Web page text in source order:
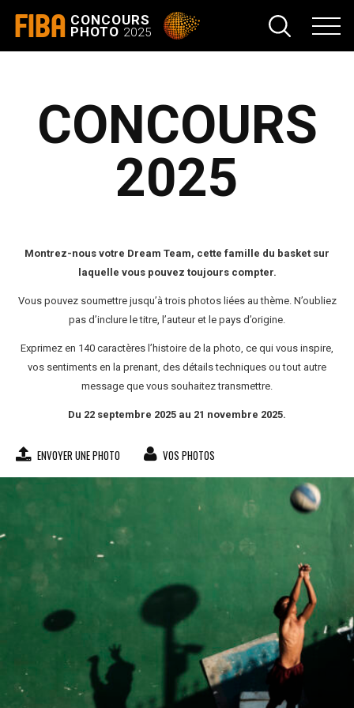
FIBA CONCOURS
PHOTO 2025
CONCOURS
2025
Montrez-nous votre Dream Team, cette famille du basket sur
laquelle vous pouvez toujours compter.
Vous pouvez soumettre jusqu’à trois photos liées au thème. N’oubliez
pas d’inclure le titre, l’auteur et le pays d’origine.
Exprimez en 140 caractères l’histoire de la photo, ce qui vous inspire,
vos sentiments en la prenant, des détails techniques ou tout autre
message que vous souhaitez transmettre.
Du 22 septembre 2025 au 21 novembre 2025.
ENVOYER UNE PHOTO VOS PHOTOS